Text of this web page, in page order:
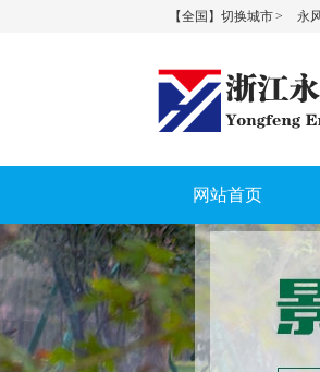
【全国】切换城市 > 永
网站首页